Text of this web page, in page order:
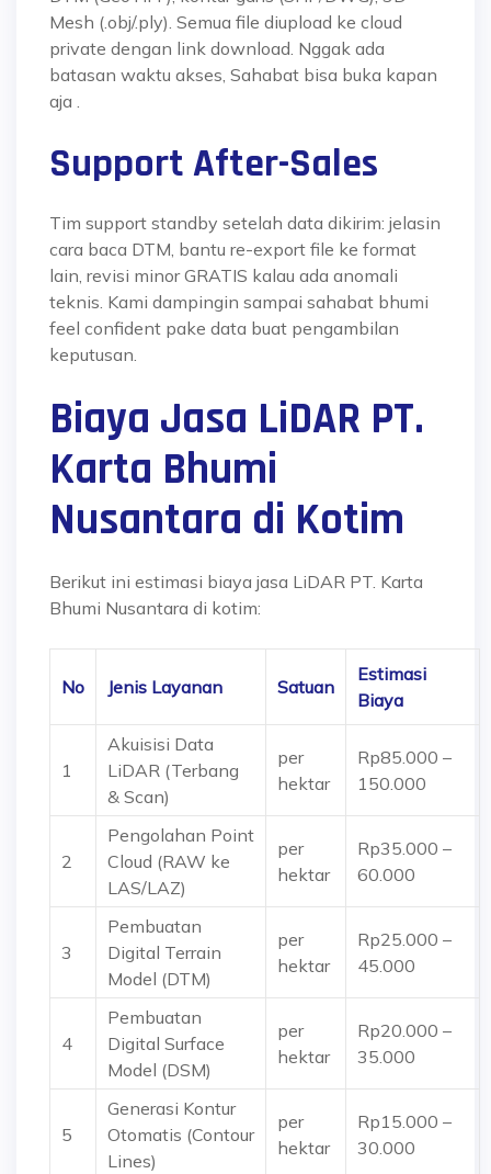
Mesh (.obj/.ply). Semua file diupload ke cloud
private dengan link download. Nggak ada
batasan waktu akses, Sahabat bisa buka kapan
aja .
Support After-Sales
Tim support standby setelah data dikirim: jelasin
cara baca DTM, bantu re-export file ke format
lain, revisi minor GRATIS kalau ada anomali
teknis. Kami dampingin sampai sahabat bhumi
feel confident pake data buat pengambilan
keputusan.
Biaya Jasa LiDAR PT.
Karta Bhumi
Nusantara di Kotim
Berikut ini estimasi biaya jasa LiDAR PT. Karta
Bhumi Nusantara di kotim:
No Jenis Layanan Satuan
Estimasi
Biaya
1
Akuisisi Data
LiDAR (Terbang
& Scan)
per
hektar
Rp85.000 –
150.000
2
Pengolahan Point
Cloud (RAW ke
LAS/LAZ)
per
hektar
Rp35.000 –
60.000
3
Pembuatan
Digital Terrain
Model (DTM)
per
hektar
Rp25.000 –
45.000
4
Pembuatan
Digital Surface
Model (DSM)
per
hektar
Rp20.000 –
35.000
5
Generasi Kontur
Otomatis (Contour
Lines)
per
hektar
Rp15.000 –
30.000